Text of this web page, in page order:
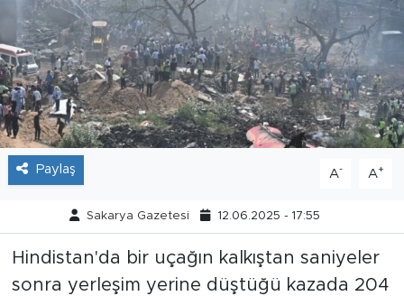
Paylaş A- A+
Sakarya Gazetesi 12.06.2025 - 17:55
Hindistan'da bir uçağın kalkıştan saniyeler
sonra yerleşim yerine düştüğü kazada 204
Resmi İlanlar
Söyleşi
Foto Şaka
Teknoloji
Politika